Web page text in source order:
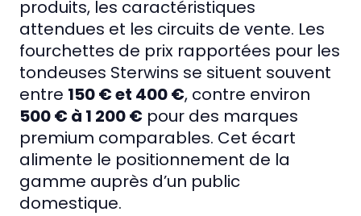
produits, les caractéristiques
attendues et les circuits de vente. Les
fourchettes de prix rapportées pour les
tondeuses Sterwins se situent souvent
entre 150 € et 400 €, contre environ
500 € à 1 200 € pour des marques
premium comparables. Cet écart
alimente le positionnement de la
gamme auprès d’un public
domestique.